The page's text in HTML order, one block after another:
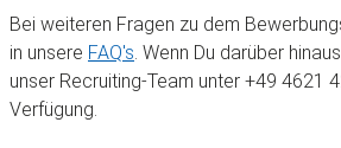
Bei weiteren Fragen zu dem
in unsere FAQ's. Wenn Du darüber
unser Recruiting-Team unter +49 4621
Verfügung.